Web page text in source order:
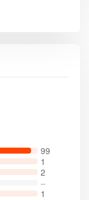
99
1
2
–
1